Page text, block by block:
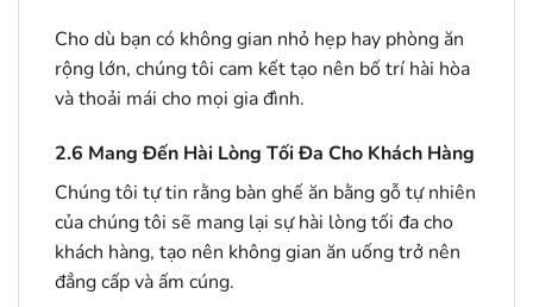
Cho dù bạn có không gian nhỏ hẹp hay phòng ăn
rộng lớn, chúng tôi cam kết tạo nên bố trí hài hòa
và thoải mái cho mọi gia đình.
2.6 Mang Đến Hài Lòng Tối Đa Cho Khách Hàng
Chúng tôi tự tin rằng bàn ghế ăn bằng gỗ tự nhiên
của chúng tôi sẽ mang lại sự hài lòng tối đa cho
khách hàng, tạo nên không gian ăn uống trở nên
đẳng cấp và ấm cúng.